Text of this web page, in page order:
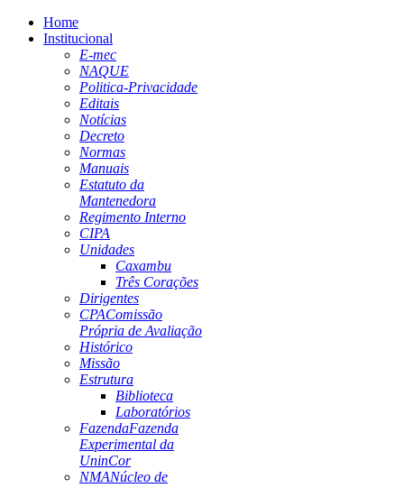
Home
Institucional
E-mec
NAQUE
Politica-Privacidade
Editais
Notícias
Decreto
Normas
Manuais
Estatuto da
Mantenedora
Regimento Interno
CIPA
Unidades
Caxambu
Três Corações
Dirigentes
CPAComissão
Própria de Avaliação
Histórico
Missão
Estrutura
Biblioteca
Laboratórios
FazendaFazenda
Experimental da
UninCor
NMANúcleo de